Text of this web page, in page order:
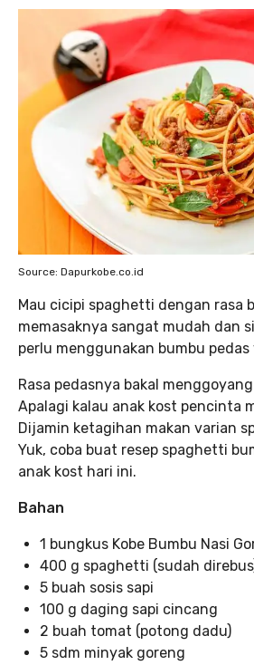
Source: Dapurkobe.co.id
Mau cicipi spaghetti dengan rasa
memasaknya sangat mudah dan
perlu menggunakan bumbu pedas
Rasa pedasnya bakal
Apalagi kalau anak kost pencinta
Dijamin ketagihan makan varian
Yuk, coba buat resep spaghetti
anak kost hari ini.
Bahan
1 bungkus Kobe Bumbu Nasi
400 g spaghetti (sudah
5 buah sosis sapi
100 g daging sapi cincang
2 buah tomat (potong dadu)
5 sdm minyak goreng